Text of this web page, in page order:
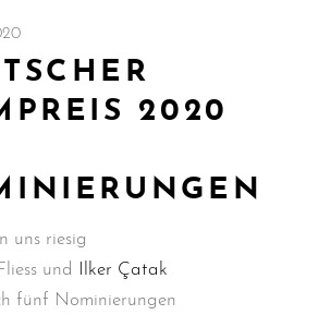
2020
uns riesig
und
Ilker Çatak
fünf Nominierungen